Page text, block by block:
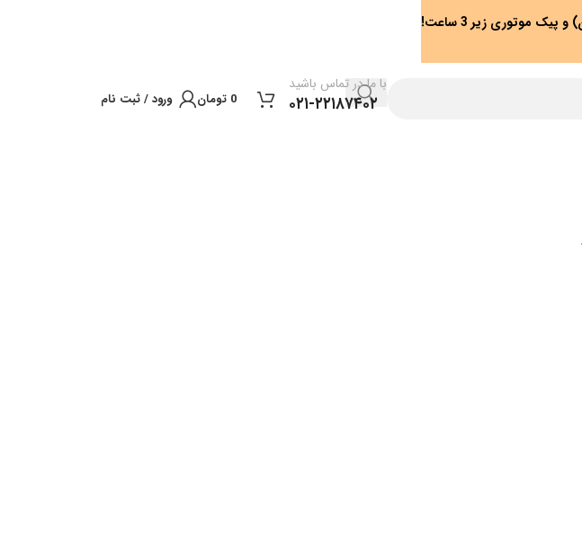
با ما در تماس باشید
۰۲۱-۲۲۱۸۷۴۰۲ 0 تومان ورود / ثبت نام